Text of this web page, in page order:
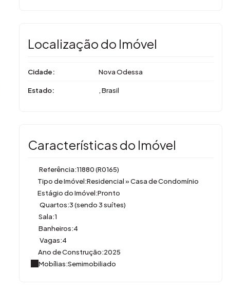
Localização do Imóvel
Cidade: Nova Odessa
Estado: , Brasil
Características do Imóvel
Referência:11880(R0165)
Tipo de Imóvel:Residencial»Casa de Condomínio
Estágio do Imóvel:Pronto
Quartos:3 (sendo 3 suítes)
Sala:1
Banheiros:4
Vagas:4
Ano de Construção:2025
Mobílias:Semimobiliado